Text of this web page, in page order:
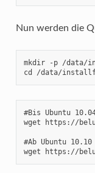
Nun werden die
mkdir -p /data/
cd /data/
#Bis Ubuntu
wget https://
#Ab Ubuntu 10.10
wget https://